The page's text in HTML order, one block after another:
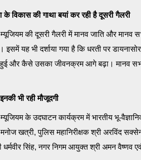
के विकास की गाथा बयां कर रही है दूसरी गैलरी
की दूसरी गैलरी में मानव जाति और मानव
इसमें यह भी दर्शाया गया है कि धरती पर
हुई और कैसे उसका जीवनक्रम आगे बढ़ा। मानव
भी रही मौजूदगी
के उदघाटन कार्यक्रम में भारतीय भू-
खत्री, पुलिस महानिरीक्षक श्री अरविंद
धर्मवीर सिंह, नगर निगम आयुक्त श्री अमन वैष्णव